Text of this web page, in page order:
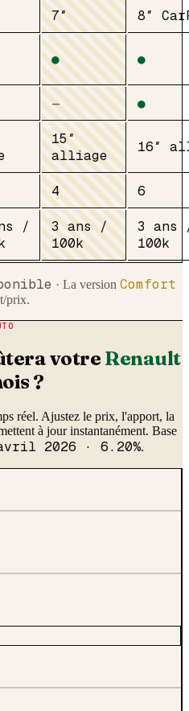
7″ 8″
● ●
— ●
15″
alliage
16″
4 6
/
3 ans /
100k
3 ans
100k
· La version Comfort
prix.
votre Renault
?
réel. Ajustez le prix, l'apport, la
à jour instantanément. Base
2026 · 6.20%.